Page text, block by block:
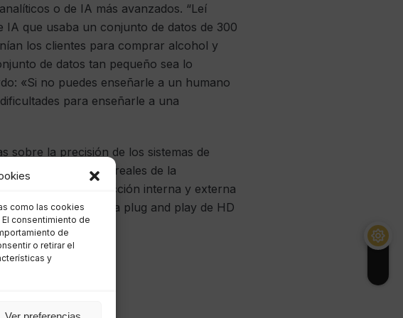
como las cookies
consentimiento de
de
o retirar el
y
o de IA más avanzados. “Leí
IA que usaba un conjunto de datos de 300
los clientes para comprar alcohol y
de datos tan pequeño sea lo
«Si no puedes enseñarle a un humano
para enseñarle a una
sobre la precisión de los sistemas de
de los problemas reales de la
por día en contracción interna y externa
instalar un sistema plug and play de HD